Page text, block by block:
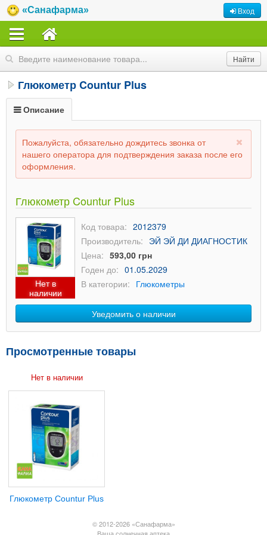
«Санафарма» Вход
Глюкометр Countur Plus
Описание
Пожалуйста, обязательно дождитесь звонка от
нашего оператора для подтверждения заказа после его
оформления.
Глюкометр Countur Plus
Нет в
наличии
Код товара: 2012379
Производитель: ЭЙ ЭЙ ДИ ДИАГНОСТИК
Цена: 593,00 грн
Годен до: 01.05.2029
В категории: Глюкометры
Уведомить о наличии
Просмотренные товары
Нет в наличии
Глюкометр Countur Plus
© 2012-2026 «Санафарма»